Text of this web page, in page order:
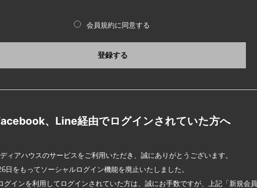
会員規約に同意する
登録する
、Line経由でログインされていた方へ
ィアハウスのサービスをご利用いただき、誠にありがとうございます。
日をもってソーシャルログイン機能を廃止いたしました。
グインを利用してログインされていた方は、誠にお手数ですが、上記「新規会員